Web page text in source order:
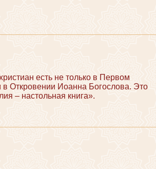
есть не только в Первом
Откровении Иоанна Богослова. Это
– настольная книга».